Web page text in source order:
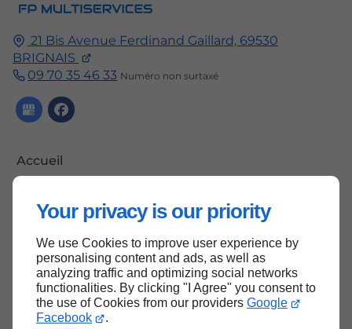
Your privacy is our priority
We use Cookies to improve user experience by
personalising content and ads, as well as
analyzing traffic and optimizing social networks
functionalities. By clicking "I Agree" you consent to
the use of Cookies from our providers Google
Facebook
.
21 Bis Avenue Ferdinand Gaillard, 69530
BRIGNAIS
09 70 35 46 33 Numéro non surtaxé
Accueil
Mentions légales
Plan du site
Haut de page